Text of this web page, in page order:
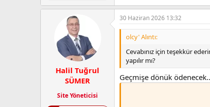
Halil Tuğrul
SÜMER
Site Yöneticisi
30 Haziran 2026 13:32
olcy' Alıntı:
Cevabınız için teşekkür
yapılır mı?
Geçmişe dönük